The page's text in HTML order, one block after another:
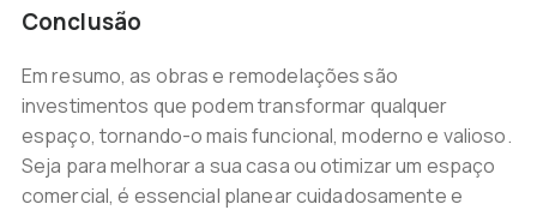
Conclusão
Em resumo, as obras e remodelações são
investimentos que podem transformar qualquer
espaço, tornando-o mais funcional, moderno e valioso.
Seja para melhorar a sua casa ou otimizar um espaço
comercial, é essencial planear cuidadosamente e